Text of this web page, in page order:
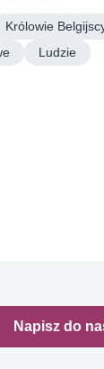
Królowie
Ludzie
Napisz do